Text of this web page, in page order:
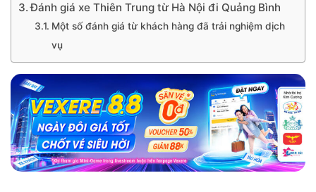
Đánh giá xe Thiên Trung từ Hà Nội đi Quảng Bình
Một số đánh giá từ khách hàng đã trải nghiệm dịch
vụ